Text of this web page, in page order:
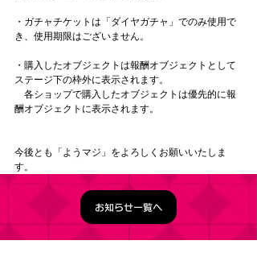
・ガチャチケットは「ダイヤガチャ」でのみ使用で
き、使用期限はございません。
・購入したオブジェクトは報酬オブジェクトとして
ステージ下の枠外に表示されます。
各ショップで購入したオブジェクトは優先的に報
酬オブジェクトに表示されます。
今後とも「ようマジ」をよろしくお願いいたしま
す。
お知らせ一覧へ